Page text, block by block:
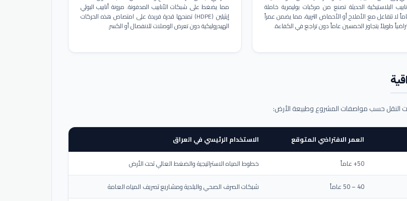
البلاستيكية الحديثة تصنع من مركبات بوليمرية خاملة
لا تتفاعل مع الأملاح أو الأحماض التربية، مما يضمن عمراً
طويلاً يتجاوز الخمسين عاماً دون تراجع في الكفاءة.
مما يضغط على شبكات الأنابيب المدفونة. مرونة أنابيب البولي
إيثيلين (HDPE) تمنحها قدرة فريدة على امتصاص هذه الحركات
الهيدروليكية دون تعرض الوصلات للانفصال أو الكسر.
النقل حسب مواصفات المشروع وطبيعة الأرض:
العمر الافتراضي المتوقع الاستخدام الرئيسي في العراق
50+ عاماً
خطوط المياه الاستراتيجية والضغط العالي تحت الأرض
40 – 50 عاماً
شبكات الصرف الصحي والبلدية ومشاريع تصريف المياه العامة